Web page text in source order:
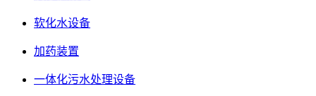
软化水设备
加药装置
一体化污水处理设备